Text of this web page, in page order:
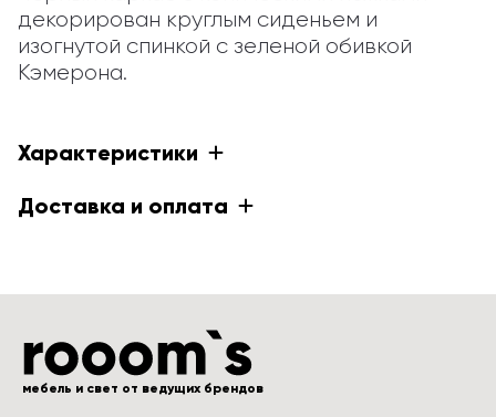
декорирован круглым сиденьем и
изогнутой спинкой с зеленой обивкой
Кэмерона.
Характеристики
Доставка и оплата
мебель и свет от ведущих брендов